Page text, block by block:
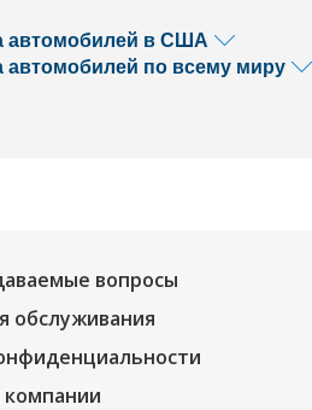
автомобилей в США
автомобилей по всему миру
вопросы
обслуживания